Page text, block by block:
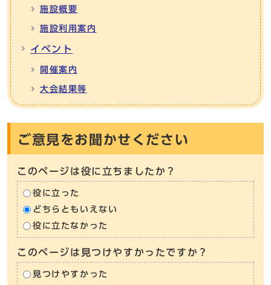
施設概要
施設利用案内
イベント
開催案内
大会結果等
ご意見をお聞かせください
このページは役に立ちましたか？
役に立った
どちらともいえない
役に立たなかった
このページは見つけやすかったですか？
見つけやすかった